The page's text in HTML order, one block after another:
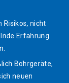
Risikos, nicht
Erfahrung
Bohrgeräte,
neuen